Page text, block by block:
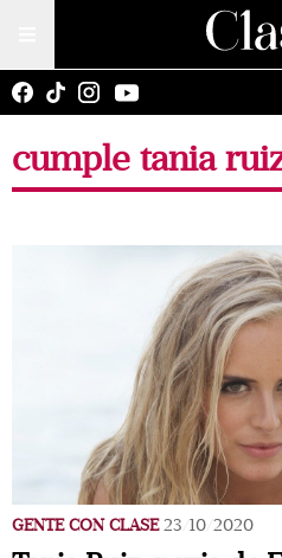
cumple tania
GENTE CON CLASE 23/10/2020